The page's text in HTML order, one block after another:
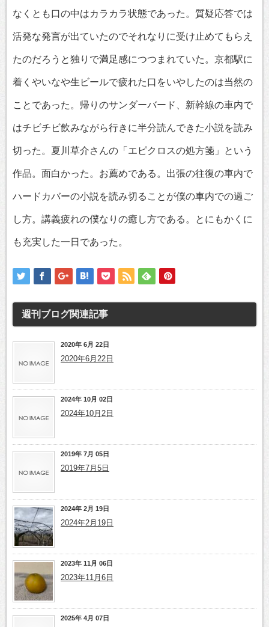
なくとも口の中はカラカラ状態であった。質疑応答では
活発な発言が出ていたのでそれなりに受け止めてもらえ
たのだろうと独りで満足感につつまれていた。京都駅に
着くやいなや生ビールで疲れた口をいやしたのは当然の
ことであった。帰りのサンダーバード、新幹線の車内で
はチビチビ飲みながら行きに半分読んできた小説を読み
切った。夏川草介さんの「エピクロスの処方箋」という
作品。面白かった。お薦めである。出張の往復の車内で
ハードカバーの小説を読み切ることが僕の車内での過ご
し方。講義疲れの僕なりの癒し方である。とにもかくに
も充実した一日であった。
週刊ブログ関連記事
2020年 6月 22日
2020年6月22日
2024年 10月 02日
2024年10月2日
2019年 7月 05日
2019年7月5日
2024年 2月 19日
2024年2月19日
2023年 11月 06日
2023年11月6日
2025年 4月 07日